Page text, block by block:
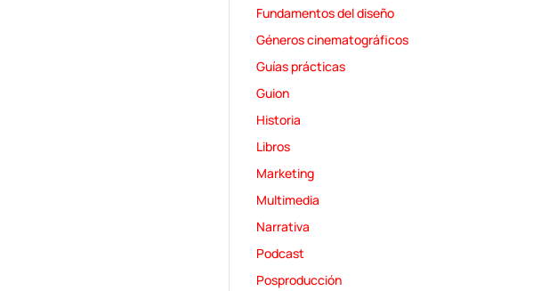
Fundamentos del diseño
Géneros cinematográficos
Guías prácticas
Guion
Historia
Libros
Marketing
Multimedia
Narrativa
Podcast
Posproducción